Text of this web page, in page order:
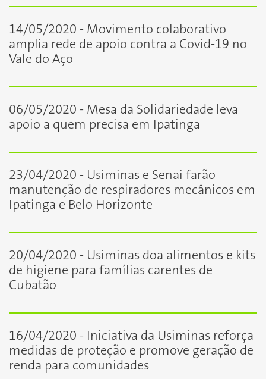
14/05/2020 - Movimento colaborativo
amplia rede de apoio contra a Covid-19 no
Vale do Aço
06/05/2020 - Mesa da Solidariedade leva
apoio a quem precisa em Ipatinga
23/04/2020 - Usiminas e Senai farão
manutenção de respiradores mecânicos em
Ipatinga e Belo Horizonte
20/04/2020 - Usiminas doa alimentos e kits
de higiene para famílias carentes de
Cubatão
16/04/2020 - Iniciativa da Usiminas reforça
medidas de proteção e promove geração de
renda para comunidades